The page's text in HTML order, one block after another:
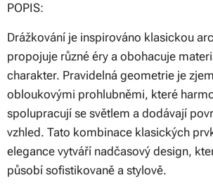
POPIS:
Drážkování je inspirováno klasickou
propojuje různé éry a obohacuje
charakter. Pravidelná geometrie je
obloukovými prohlubněmi, které
spolupracují se světlem a dodávají
vzhled. Tato kombinace klasických
elegance vytváří nadčasový design,
působí sofistikovaně a stylově.